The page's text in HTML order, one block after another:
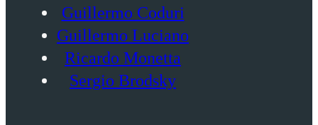
Guillermo Coduri
Guillermo Luciano
Ricardo Monetta
Sergio Brodsky